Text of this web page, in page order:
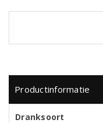
Productinformatie
Dranksoort